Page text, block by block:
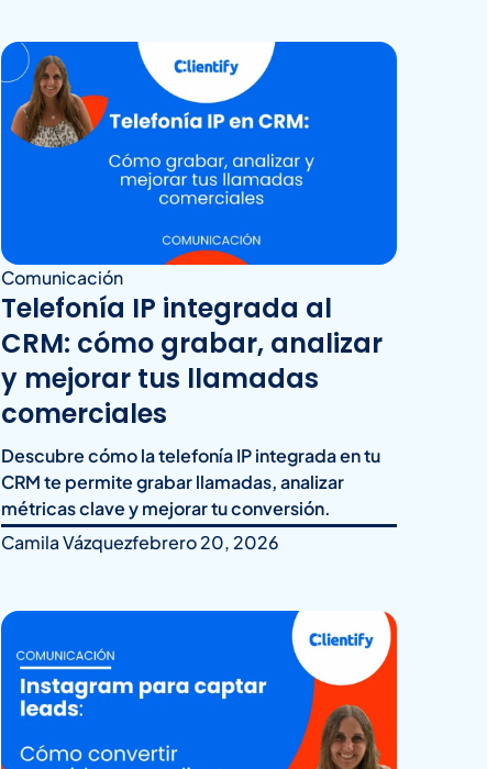
Comunicación
Telefonía IP integrada al
CRM: cómo grabar, analizar
y mejorar tus llamadas
comerciales
Descubre cómo la telefonía IP integrada en tu
CRM te permite grabar llamadas, analizar
métricas clave y mejorar tu conversión.
Camila Vázquezfebrero 20, 2026